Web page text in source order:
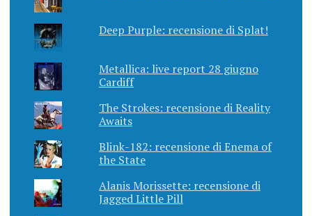
Deep Purple: recensione di Splat!
Metallica: live report 28 giugno
Cardiff
The Strokes: recensione di Reality
Awaits
Blink-182: recensione di Enema of
the State
Alanis Morissette: recensione di
Jagged Little Pill